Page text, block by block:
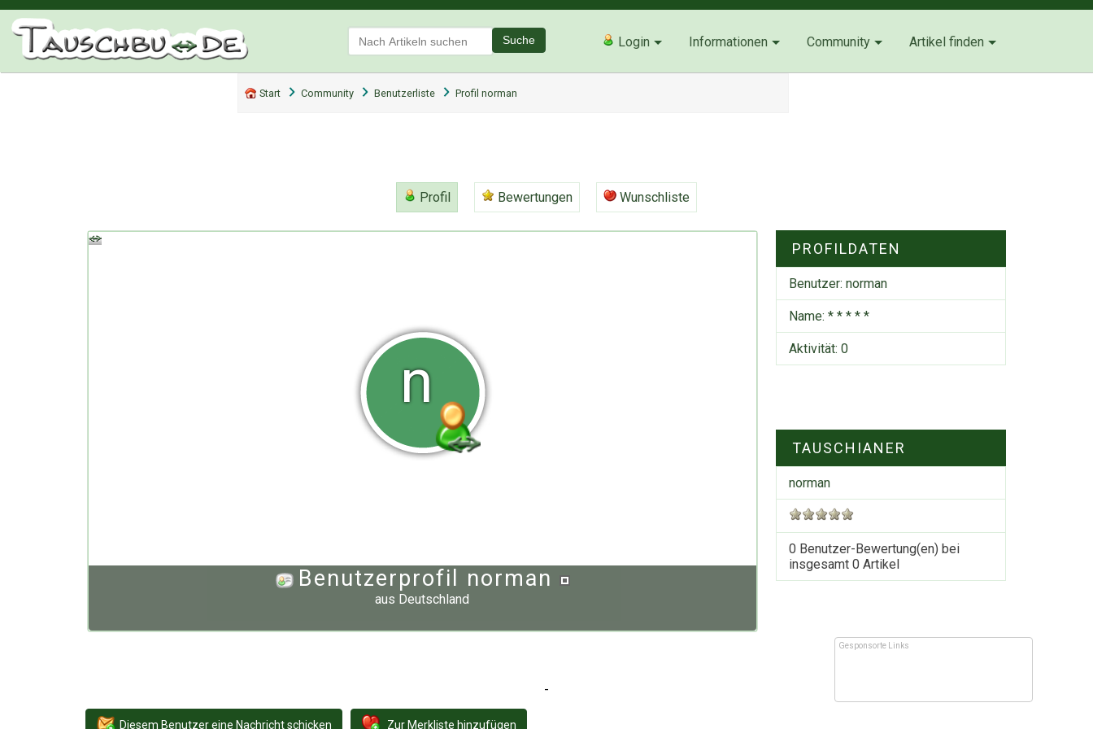
Suche Login Informationen Community Artikel finden
Start Community Benutzerliste Profil norman
Profil Bewertungen Wunschliste
n
Benutzerprofil norman
aus Deutschland
PROFILDATEN
Benutzer:norman
Name: * * * * *
Aktivität: 0
TAUSCHIANER
norman
0 Benutzer-Bewertung(en) bei
insgesamt0 Artikel
Gesponsorte Links
-
Diesem Benutzer eine Nachricht schicken Zur Merkliste hinzufügen